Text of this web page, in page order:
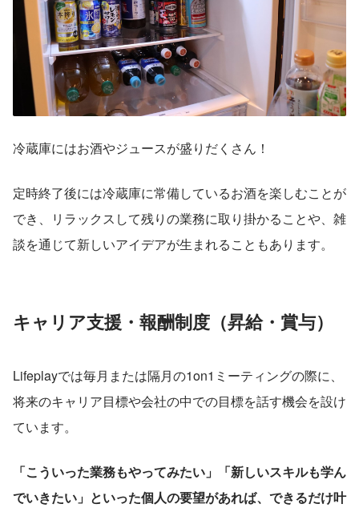
冷蔵庫にはお酒やジュースが盛りだくさん！
定時終了後には冷蔵庫に常備しているお酒を楽しむことが
でき、リラックスして残りの業務に取り掛かることや、雑
談を通じて新しいアイデアが生まれることもあります。
キャリア支援・報酬制度（昇給・賞与）
​​Lifeplayでは毎月または隔月の1on1ミーティングの際に、
将来のキャリア目標や会社の中での目標を話す機会を設け
ています。
「こういった業務もやってみたい」「新しいスキルも学ん
でいきたい」といった個人の要望があれば、できるだけ叶